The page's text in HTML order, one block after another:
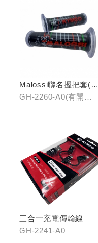
Malossi聯名握把套(有
開口)/(無開口)
GH-2260-A0(有開
三合一充電傳輸線
GH-2241-A0